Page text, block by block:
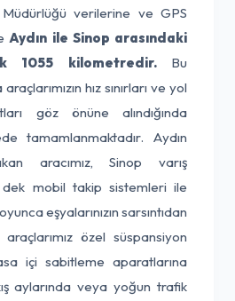
verilerine ve GPS
Aydın ile Sinop arasındaki
1055 kilometredir.Bu
hız sınırları ve yol
göz önüne alındığında
tamamlanmaktadır. Aydın
aracımız, Sinop varış
dek mobil takip sistemleri ile
eşyalarınızın sarsıntıdan
özel süspansiyon
içi sabitleme aparatlarına
aylarında veya yoğun trafik